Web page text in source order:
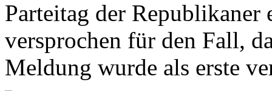
Parteitag der
versprochen für den Fall,
Meldung wurde als erste